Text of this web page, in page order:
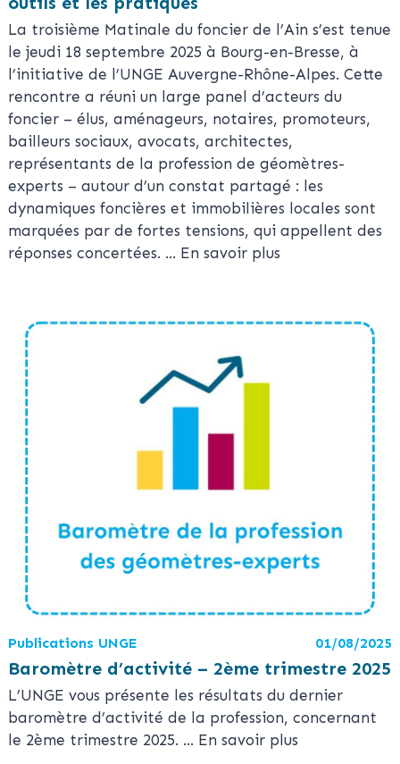
La troisième Matinale du foncier de l’Ain s’est tenue
le jeudi 18 septembre 2025 à Bourg-en-Bresse, à
l’initiative de l’UNGE Auvergne-Rhône-Alpes. Cette
rencontre a réuni un large panel d’acteurs du
foncier – élus, aménageurs, notaires, promoteurs,
bailleurs sociaux, avocats, architectes,
représentants de la profession de géomètres-
experts – autour d’un constat partagé : les
dynamiques foncières et immobilières locales sont
marquées par de fortes tensions, qui appellent des
réponses concertées. ... En savoir plus
Publications UNGE 01/08/2025
Baromètre d’activité – 2ème trimestre 2025
L’UNGE vous présente les résultats du dernier
baromètre d’activité de la profession, concernant
le 2ème trimestre 2025. ... En savoir plus